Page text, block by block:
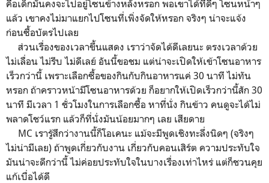
คือเด็กมันคงจะไปอยู่โซนข้างหลังหรอก พอเขาได้ที่ดีๆ โซนหน้าๆ
แล้ว เขาคงไม่มาแยกไปโซนที่เพิ่งจัดให้หรอก จริงๆ น่าจะแจ้ง
ก่อนซื้อบัตรไปเลย
ส่วนเรื่องของเวลาขึ้นแสดง เราว่าจัดได้ดีเลยนะ ตรงเวลาด้วย
ไม่เลื่อน ไม่รีบ ไม่ดีเลย์ อันนี้ขอชม แต่น่าจะเปิดให้เข้าโซนอาหาร
เร็วกว่านี้ เพราะเลือกซื้อของกินกับกินอาหารแค่ 30 นาที ไม่ทัน
หรอก ถ้าคราวหน้ามีโซนอาหารด้วย ก็อยากให้เปิดเร็วกว่านี้สัก 30
นาที มีเวลา 1 ชั่วโมงในการเลือกซื้อ หาที่นั่ง กินข้าว คนดูจะได้ไม่
พลาดโชว์แรก แล้วก็ที่นั่งมันน้อยมากๆ เลย เสียดาย
MC เรารู้สึกว่างานนี้ก็โอเคนะ แม้จะมีพูดเชิงทะลึ่งนิดๆ (จริงๆ
ไม่น่ามีเลย) ถ้าพูดเกี่ยวกับงาน เกี่ยวกับคอนเสิร์ต ความประทับใจ
มันน่าจะดีกว่านี้ ไม่ค่อยประทับใจในบางเรื่องเท่าไหร่ แต่ก็ชวนคุย
แก้เบื่อได้ดี